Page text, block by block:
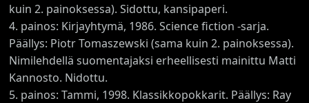
kuin 2. painoksessa). Sidottu, kansipaperi.
4. painos: Kirjayhtymä, 1986. Science fiction -sarja.
Päällys: Piotr Tomaszewski (sama kuin 2. painoksessa).
Nimilehdellä suomentajaksi erheellisesti mainittu Matti
Kannosto. Nidottu.
5. painos: Tammi, 1998. Klassikkopokkarit. Päällys: Ray